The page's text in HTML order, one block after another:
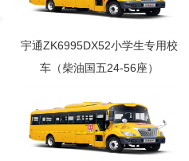
宇通ZK6995DX52小学生专用校
车（柴油国五24-56座）